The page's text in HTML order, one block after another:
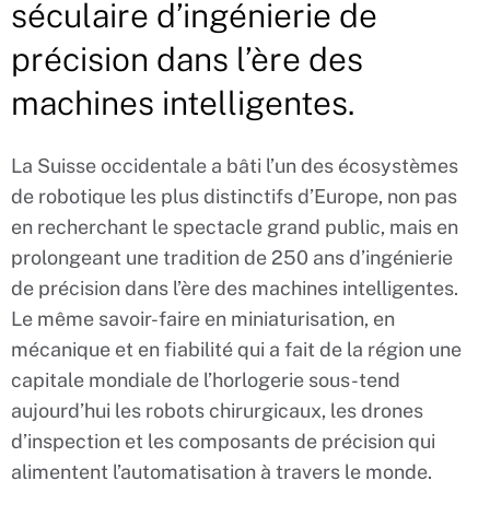
séculaire d’ingénierie de
précision dans l’ère des
machines intelligentes.
La Suisse occidentale a bâti l’un des écosystèmes
de robotique les plus distinctifs d’Europe, non pas
en recherchant le spectacle grand public, mais en
prolongeant une tradition de 250 ans d’ingénierie
de précision dans l’ère des machines intelligentes.
Le même savoir-faire en miniaturisation, en
mécanique et en fiabilité qui a fait de la région une
capitale mondiale de l’horlogerie sous-tend
aujourd’hui les robots chirurgicaux, les drones
d’inspection et les composants de précision qui
alimentent l’automatisation à travers le monde.